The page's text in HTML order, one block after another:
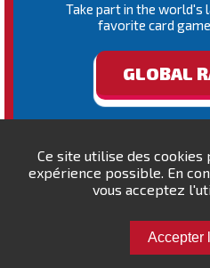
Ce site utilise des
expérience possible. En
vous acceptez
Accepter
Take part in the world's
favorite card
GLOBAL